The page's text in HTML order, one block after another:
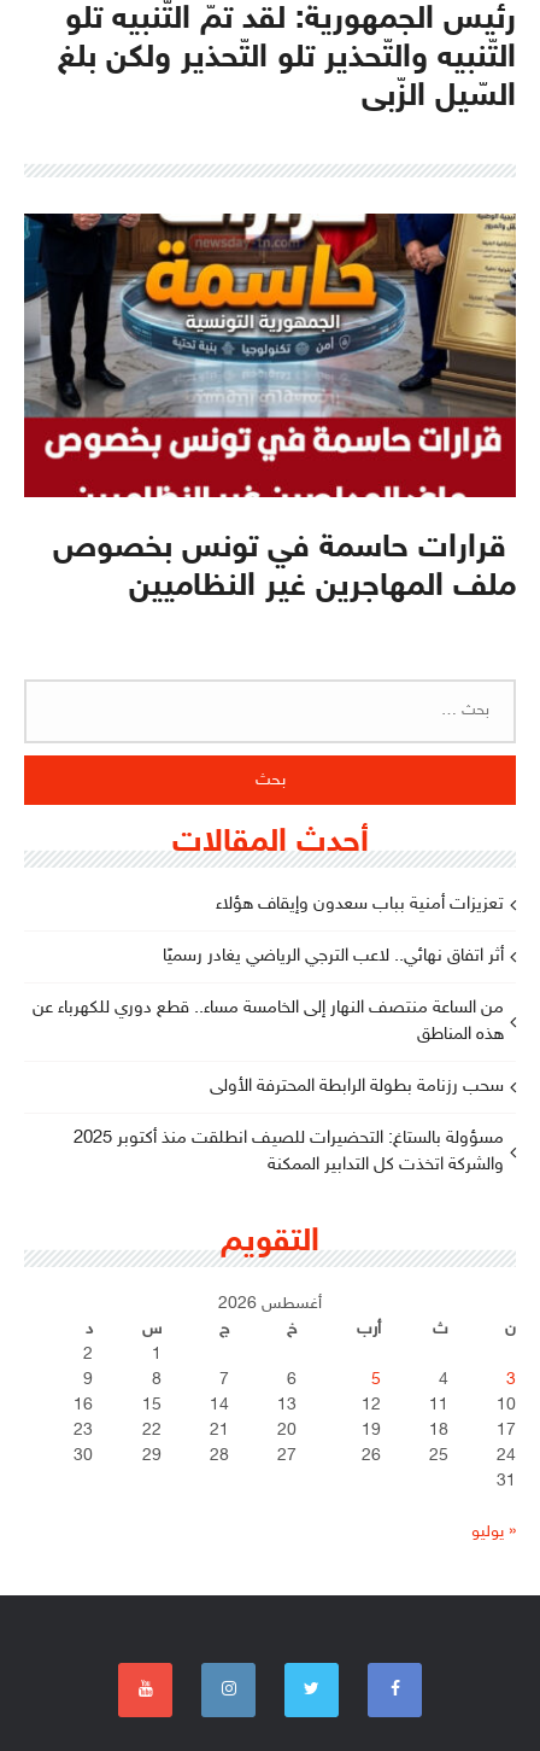
رئيس الجمهورية: لقد تمّ التّنبيه تلو
التّنبيه والتّحذير تلو التّحذير ولكن بلغ
السّيل الزّبى
قرارات حاسمة في تونس بخصوص
ملف المهاجرين غير النظاميين
أحدث المقالات
تعزيزات أمنية بباب سعدون وإيقاف هؤلاء
أثر اتفاق نهائي.. لاعب الترجي الرياضي يغادر رسميًا
من الساعة منتصف النهار إلى الخامسة مساء.. قطع دوري للكهرباء عن
هذه المناطق
سحب رزنامة بطولة الرابطة المحترفة الأولى
مسؤولة بالستاغ: التحضيرات للصيف انطلقت منذ أكتوبر 2025
والشركة اتخذت كل التدابير الممكنة
التقويم
أغسطس 2026
ن
ث أرب خ ج س
د
1
2
3
4
5
6
7
8
9
10
11
12
13
14
15
16
17
18
19
20
21
22
23
24
25
26
27
28
29
30
31
« يوليو